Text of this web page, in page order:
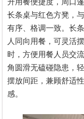
长条桌与红色方凳，
有序、格调一致。长
人同向用餐，可灵活
时，方便用餐人员交
角圆滑无磕碰隐患，
摆放间距，兼顾舒适
感。